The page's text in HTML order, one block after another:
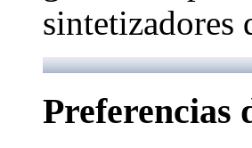
sintetizadores
Preferencias